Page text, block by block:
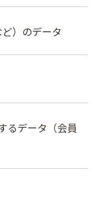
）のデータ
るデータ（会員